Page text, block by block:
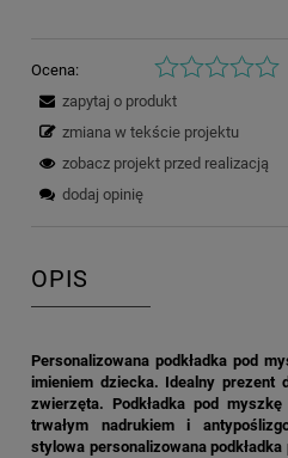
Ocena:
zapytaj o produkt
zmiana w tekście projektu
zobacz projekt przed realizacją
dodaj opinię
OPIS
Personalizowana podkładka pod
imieniem dziecka. Idealny prezent
zwierzęta. Podkładka pod
trwałym nadrukiem i
stylowa personalizowana